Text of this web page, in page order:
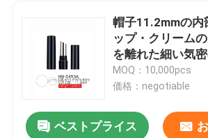
帽子11.2mmの内
ップ・クリーム
を離れた細い気
箱のねじれ
MOQ：10,000pcs
価格：negotiable
ベストプライス